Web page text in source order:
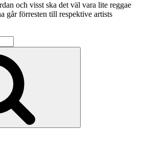
och visst ska det väl vara lite reggae
går förresten till respektive artists